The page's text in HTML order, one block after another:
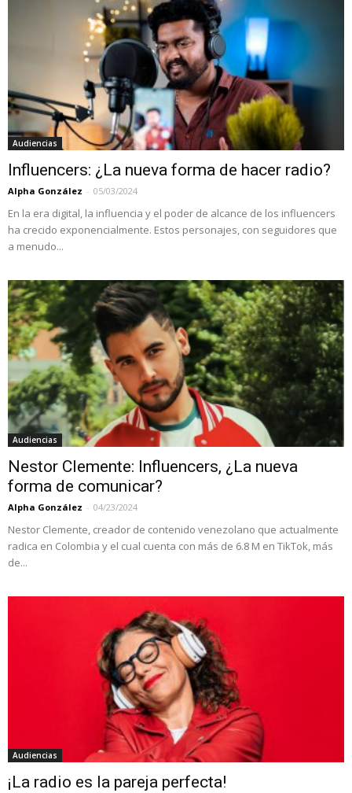
Audiencias
Influencers: ¿La nueva forma de hacer radio?
Alpha González - 05/03/2024
En la era digital, la influencia y el poder de alcance de los influencers
ha crecido exponencialmente. Estos personajes, con seguidores que
a menudo...
Audiencias
Nestor Clemente: Influencers, ¿La nueva
forma de comunicar?
Alpha González - 04/23/2024
Nestor Clemente, creador de contenido venezolano que actualmente
radica en Colombia y el cual cuenta con más de 6.8 M en TikTok, más
de...
Audiencias
¡La radio es la pareja perfecta!